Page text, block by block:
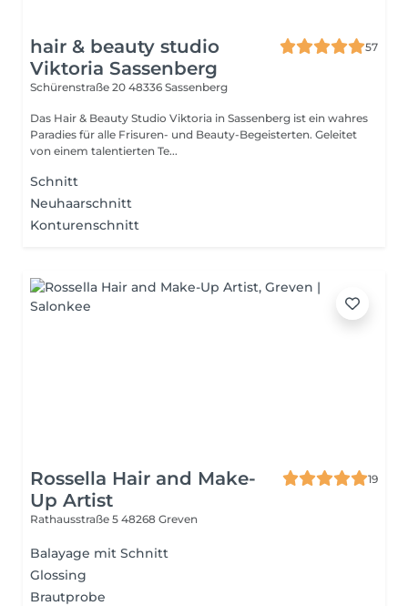
hair & beauty studio
Viktoria Sassenberg
57
Schürenstraße 20 48336 Sassenberg
Das Hair & Beauty Studio Viktoria in Sassenberg ist ein wahres
Paradies für alle Frisuren- und Beauty-Begeisterten. Geleitet
von einem talentierten Te...
Schnitt
Neuhaarschnitt
Konturenschnitt
Rossella Hair and Make-
Up Artist
19
Rathausstraße 5 48268 Greven
Balayage mit Schnitt
Glossing
Brautprobe